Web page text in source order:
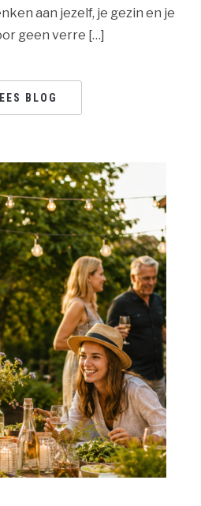
aan jezelf, je gezin en je
geen verre […]
BLOG